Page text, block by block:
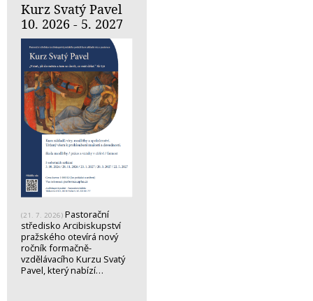
Kurz Svatý Pavel
10. 2026 - 5. 2027
(21. 7. 2026) Pastorační
středisko Arcibiskupství
pražského otevírá nový
ročník formačně-
vzdělávacího Kurzu Svatý
Pavel, který nabízí…